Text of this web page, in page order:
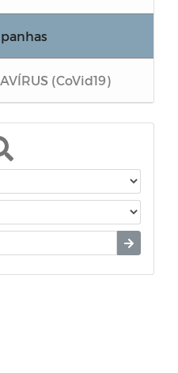
(CoVid19)
COVID 19
SELETIVO